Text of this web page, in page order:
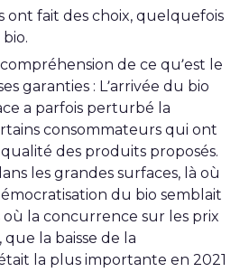
ont fait des choix, quelquefois
de ce qu’est le
garanties : L’arrivée du bio
a parfois perturbé la
consommateurs qui ont
des produits proposés.
les grandes surfaces, là où
du bio semblait
où la concurrence sur les prix
la baisse de la
la plus importante en 2021